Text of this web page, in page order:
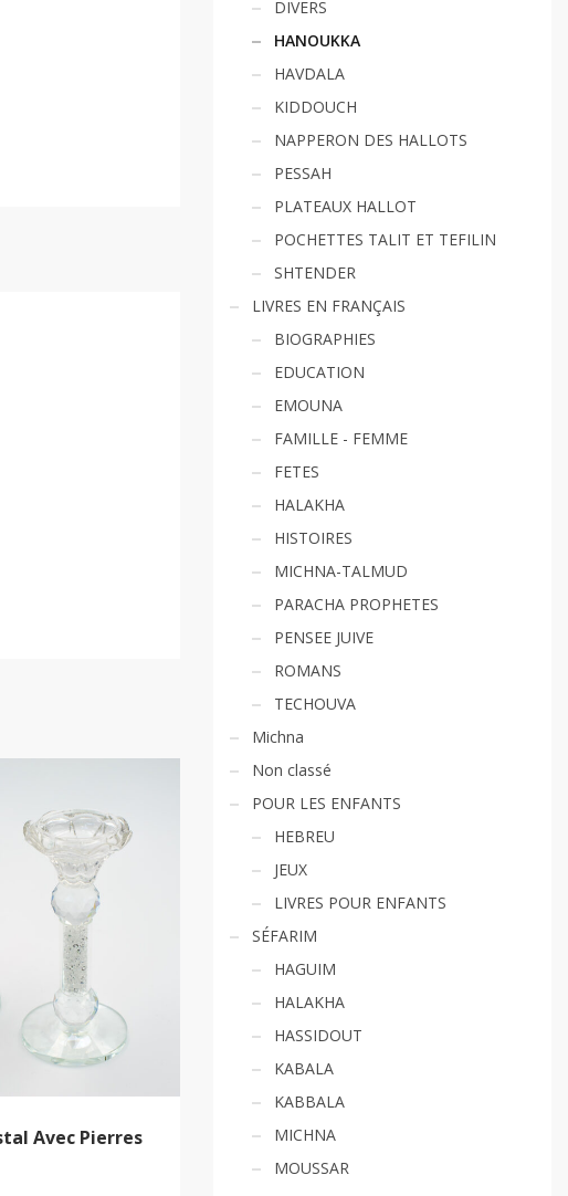
Avec Pierres
DIVERS
HANOUKKA
HAVDALA
KIDDOUCH
NAPPERON DES HALLOTS
PESSAH
PLATEAUX HALLOT
POCHETTES TALIT ET TEFILIN
SHTENDER
LIVRES EN FRANÇAIS
BIOGRAPHIES
EDUCATION
EMOUNA
FAMILLE - FEMME
FETES
HALAKHA
HISTOIRES
MICHNA-TALMUD
PARACHA PROPHETES
PENSEE JUIVE
ROMANS
TECHOUVA
Michna
Non classé
POUR LES ENFANTS
HEBREU
JEUX
LIVRES POUR ENFANTS
SÉFARIM
HAGUIM
HALAKHA
HASSIDOUT
KABALA
KABBALA
MICHNA
MOUSSAR